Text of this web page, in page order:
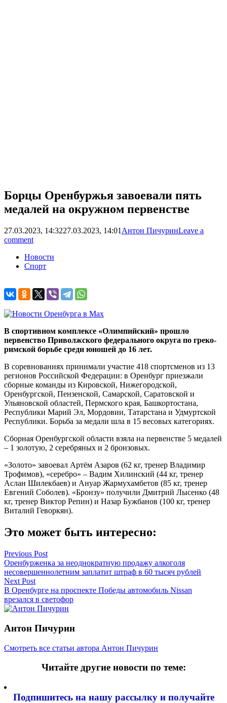
Борцы Оренбуржья завоевали пять
медалей на окружном первенстве
27.03.2023, 14:3227.03.2023, 14:01 Антон ПичуринLeave a
comment
Новости
Спорт
В спортивном комплексе «Олимпийский» прошло
первенство Приволжского федерального округа по греко-
римской борьбе среди юношей до 16 лет.
В соревнованиях принимали участие 418 спортсменов из 13
регионов Российской Федерации: в Оренбург приезжали
сборные команды из Кировской, Нижегородской,
Оренбургской, Пензенской, Самарской, Саратовской и
Ульяновской областей, Пермского края, Башкортостана,
Республики Марий Эл, Мордовии, Татарстана и Удмуртской
Республики. Борьба за медали шла в 15 весовых категориях.
Сборная Оренбургской области взяла на первенстве 5 медалей
– 1 золотую, 2 серебряных и 2 бронзовых.
«Золото» завоевал Артём Азаров (62 кг, тренер Владимир
Трофимов), «серебро» – Вадим Хилинский (44 кг, тренер
Аслан Шилекбаев) и Ануар Жармухамбетов (85 кг, тренер
Евгений Соболев). «Бронзу» получили Дмитрий Лысенко (48
кг, тренер Виктор Репин) и Назар Бужбанов (100 кг, тренер
Виталий Геворкян).
Это может быть интересно:
Навигация
по
записям
Previous Post
Оренбурженка за неоднократную продажу алкоголя
несовершеннолетним заплатит штраф в 60 тысяч рублей
Next Post
В Оренбурге на проспекте Победы автомобиль Nissan
врезался в светофор
Антон Пичурин
Смотреть все статьи автора Антон Пичурин
Читайте другие новости по теме:
Подпишитесь на нашу рассылку и получайте